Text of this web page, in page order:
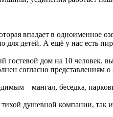
впадает в одноименное
для детей. А ещё у нас есть
дом на 10 человек,
согласно представлениям
– мангал, беседка,
душевной компании, так